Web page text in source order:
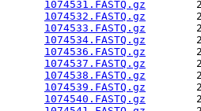
1074531.FASTQ.gz
1074532.FASTQ.gz
1074533.FASTQ.gz
1074534.FASTQ.gz
1074536.FASTQ.gz
1074537.FASTQ.gz
1074538.FASTQ.gz
1074539.FASTQ.gz
1074540.FASTQ.gz